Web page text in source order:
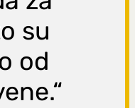
su
od